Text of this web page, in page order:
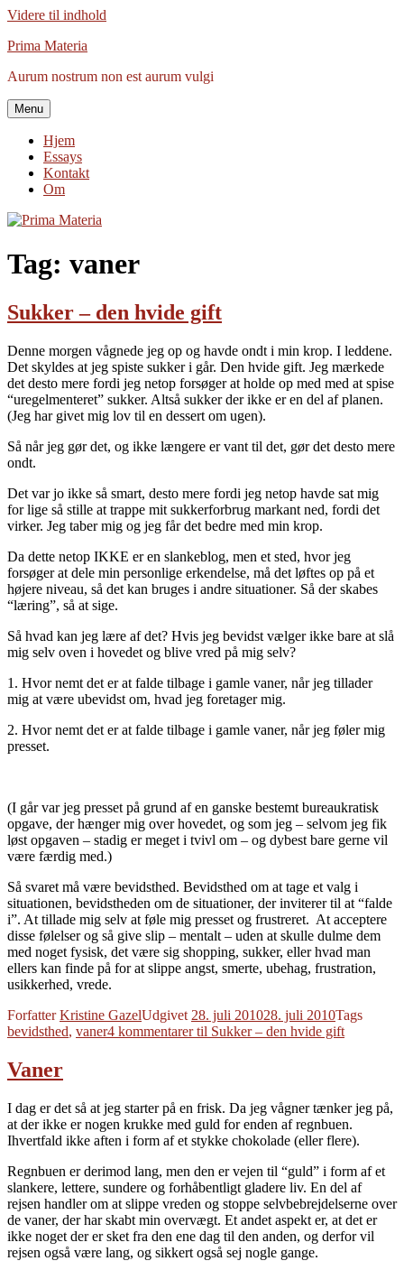
Videre til indhold
Prima Materia
Aurum nostrum non est aurum vulgi
Menu
Hjem
Essays
Kontakt
Om
Tag: vaner
Sukker – den hvide gift
Denne morgen vågnede jeg op og havde ondt i min krop. I leddene.
Det skyldes at jeg spiste sukker i går. Den hvide gift. Jeg mærkede
det desto mere fordi jeg netop forsøger at holde op med med at spise
“uregelmenteret” sukker. Altså sukker der ikke er en del af planen.
(Jeg har givet mig lov til en dessert om ugen).
Så når jeg gør det, og ikke længere er vant til det, gør det desto mere
ondt.
Det var jo ikke så smart, desto mere fordi jeg netop havde sat mig
for lige så stille at trappe mit sukkerforbrug markant ned, fordi det
virker. Jeg taber mig og jeg får det bedre med min krop.
Da dette netop IKKE er en slankeblog, men et sted, hvor jeg
forsøger at dele min personlige erkendelse, må det løftes op på et
højere niveau, så det kan bruges i andre situationer. Så der skabes
“læring”, så at sige.
Så hvad kan jeg lære af det? Hvis jeg bevidst vælger ikke bare at slå
mig selv oven i hovedet og blive vred på mig selv?
1. Hvor nemt det er at falde tilbage i gamle vaner, når jeg tillader
mig at være ubevidst om, hvad jeg foretager mig.
2. Hvor nemt det er at falde tilbage i gamle vaner, når jeg føler mig
presset.
(I går var jeg presset på grund af en ganske bestemt bureaukratisk
opgave, der hænger mig over hovedet, og som jeg – selvom jeg fik
løst opgaven – stadig er meget i tvivl om – og dybest bare gerne vil
være færdig med.)
Så svaret må være bevidsthed. Bevidsthed om at tage et valg i
situationen, bevidstheden om de situationer, der inviterer til at “falde
i”. At tillade mig selv at føle mig presset og frustreret. At acceptere
disse følelser og så give slip – mentalt – uden at skulle dulme dem
med noget fysisk, det være sig shopping, sukker, eller hvad man
ellers kan finde på for at slippe angst, smerte, ubehag, frustration,
usikkerhed, vrede.
ForfatterKristine GazelUdgivet 28. juli 201028. juli 2010Tags
bevidsthed, vaner4 kommentarertil Sukker – den hvide gift
Vaner
I dag er det så at jeg starter på en frisk. Da jeg vågner tænker jeg på,
at der ikke er nogen krukke med guld for enden af regnbuen.
Ihvertfald ikke aften i form af et stykke chokolade (eller flere).
Regnbuen er derimod lang, men den er vejen til “guld” i form af et
slankere, lettere, sundere og forhåbentligt gladere liv. En del af
rejsen handler om at slippe vreden og stoppe selvbebrejdelserne over
de vaner, der har skabt min overvægt. Et andet aspekt er, at det er
ikke noget der er sket fra den ene dag til den anden, og derfor vil
rejsen også være lang, og sikkert også sej nogle gange.